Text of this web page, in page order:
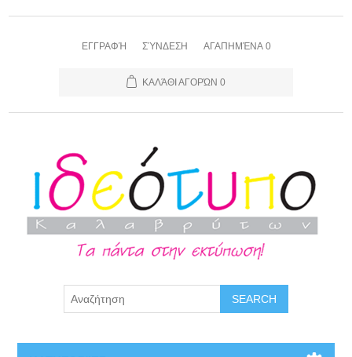
ΕΓΓΡΑΦΉ ΣΎΝΔΕΣΗ ΑΓΑΠΗΜΈΝΑ 0
ΚΑΛΆΘΙ ΑΓΟΡΏΝ 0